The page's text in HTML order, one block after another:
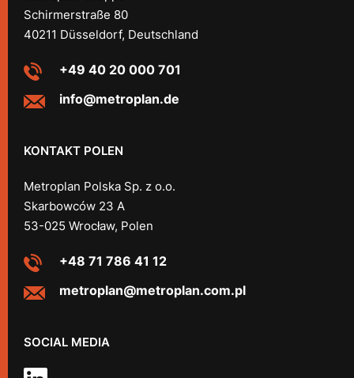
Schirmerstraße 80
40211 Düsseldorf, Deutschland
+49 40 20 000 701
info@metroplan.de
KONTAKT POLEN
Metroplan Polska Sp. z o.o.
Skarbowców 23 A
53-025 Wrocław, Polen
+48 71 786 41 12
metroplan@metroplan.com.pl
SOCIAL MEDIA